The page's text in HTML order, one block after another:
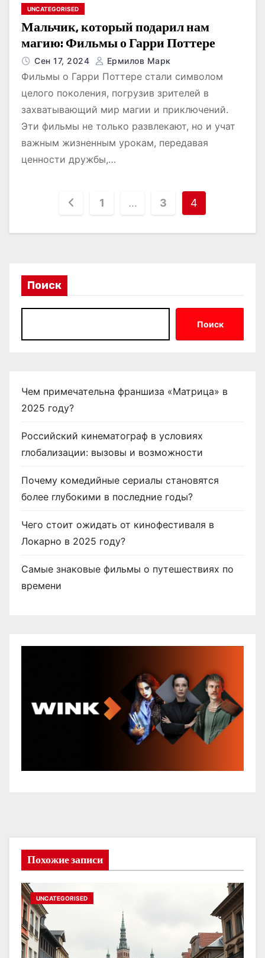
UNCATEGORISED
Мальчик, который подарил нам
магию: Фильмы о Гарри Поттере
Сен 17, 2024 Ермилов Марк
Фильмы о Гарри Поттере стали символом
целого поколения, погрузив зрителей в
захватывающий мир магии и приключений.
Эти фильмы не только развлекают, но и учат
важным жизненным урокам, передавая
ценности дружбы,…
П
и
н
ц
я
з
а
п
и
с
е
1 … 3 4
Поиск
Поиск
Чем примечательна франшиза «Матрица» в
2025 году?
Российский кинематограф в условиях
глобализации: вызовы и возможности
Почему комедийные сериалы становятся
более глубокими в последние годы?
Чего стоит ожидать от кинофестиваля в
Локарно в 2025 году?
Самые знаковые фильмы о путешествиях по
времени
Похожие записи
UNCATEGORISED